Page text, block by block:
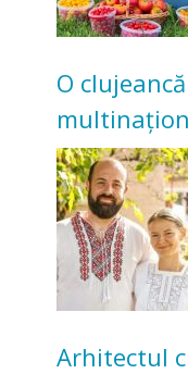
O
Acum
bunicilor
Arhitectul